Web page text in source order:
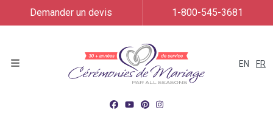
EN FR
Demander un devis 1-800-545-3681